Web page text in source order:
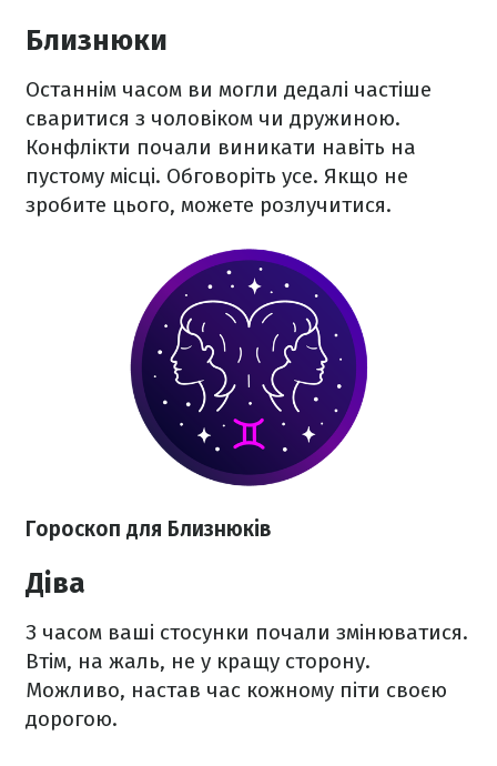
Близнюки
Останнім часом ви могли дедалі частіше
сваритися з чоловіком чи дружиною.
Конфлікти почали виникати навіть на
пустому місці. Обговоріть усе. Якщо не
зробите цього, можете розлучитися.
Гороскоп для Близнюків
Діва
З часом ваші стосунки почали змінюватися.
Втім, на жаль, не у кращу сторону.
Можливо, настав час кожному піти своєю
дорогою.